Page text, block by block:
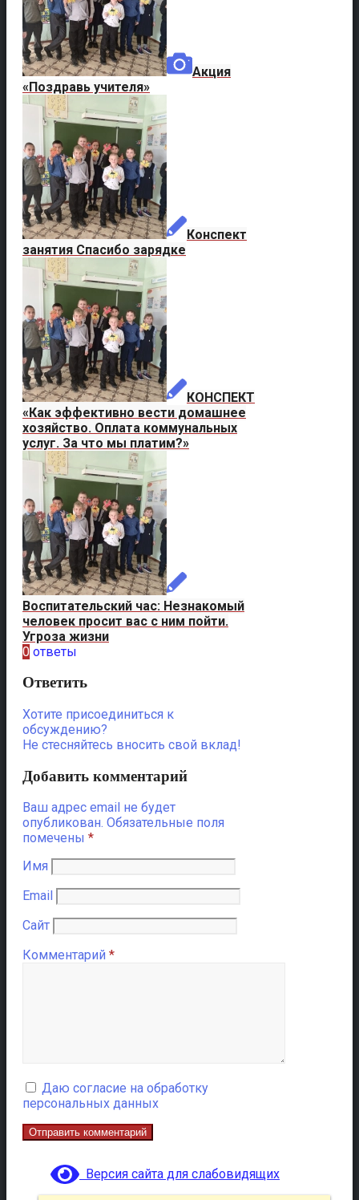
Акция
«Поздравь учителя»
Конспект
занятия Спасибо зарядке
КОНСПЕКТ
«Как эффективно вести домашнее
хозяйство. Оплата коммунальных
услуг. За что мы платим?»
Воспитательский час: Незнакомый
человек просит вас с ним пойти.
Угроза жизни
0 ответы
Ответить
Хотите присоединиться к
обсуждению?
Не стесняйтесь вносить свой вклад!
Добавить комментарий
Ваш адрес email не будет
опубликован. Обязательные поля
помечены *
Имя
Email
Сайт
Комментарий *
Даю согласие на обработку
персональных данных
Версия сайта для слабовидящих